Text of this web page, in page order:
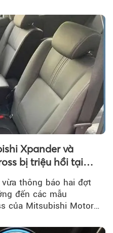
Xpander và
bị triệu hồi tại
thông báo hai đợt
đến các mẫu
của Mitsubishi Motor